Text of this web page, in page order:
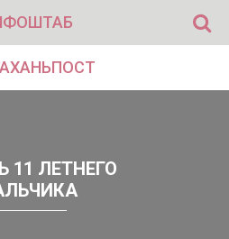
11 ЛЕТНЕГО